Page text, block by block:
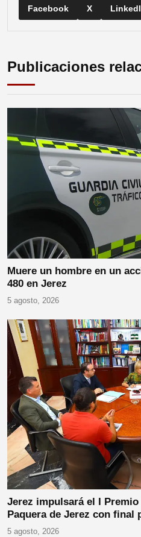
Facebook X
Publicaciones
Muere un hombre en un
480 en Jerez
5 agosto, 2026
Jerez impulsará el I
Paquera de Jerez con final
5 agosto, 2026